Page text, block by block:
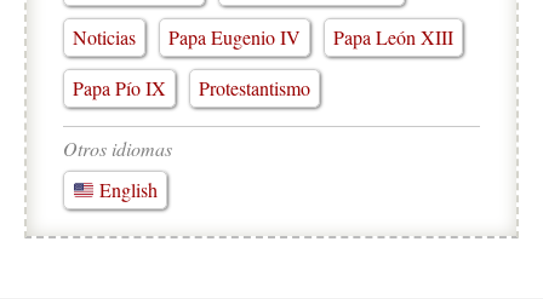
Noticias
Papa Eugenio IV
Papa León XIII
Papa Pío IX
Protestantismo
Otros idiomas
English